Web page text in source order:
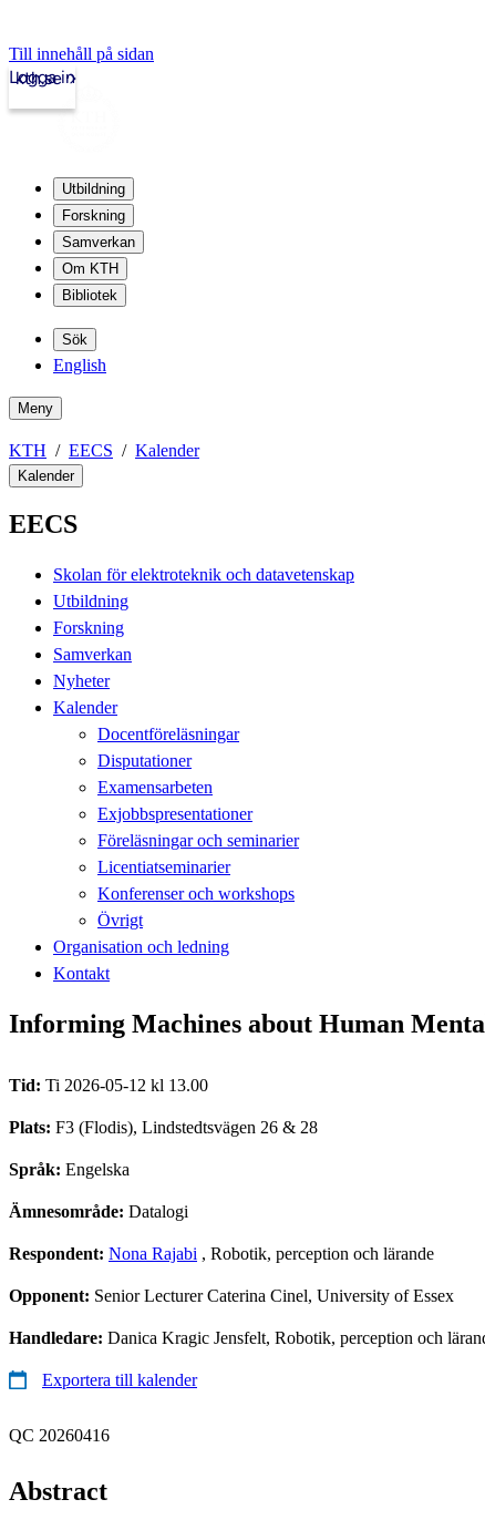
Till innehåll på sidan
kth.se
Logga in
Utbildning
Forskning
Samverkan
Om KTH
Bibliotek
Sök
English
Meny
KTH EECS Kalender
Kalender
EECS
Skolan för elektroteknik och datavetenskap
Utbildning
Forskning
Samverkan
Nyheter
Kalender
Docentföreläsningar
Disputationer
Examensarbeten
Exjobbspresentationer
Föreläsningar och seminarier
Licentiatseminarier
Konferenser och workshops
Övrigt
Organisation och ledning
Kontakt
Informing Machines about Human
Tid: Ti 2026-05-12 kl 13.00
Plats: F3 (Flodis), Lindstedtsvägen 26 & 28
Språk: Engelska
Ämnesområde: Datalogi
Respondent: Nona Rajabi , Robotik, perception och lärande
Opponent: Senior Lecturer Caterina Cinel, University of Essex
Handledare: Danica Kragic Jensfelt, Robotik, perception och
Exportera till kalender
QC 20260416
Abstract